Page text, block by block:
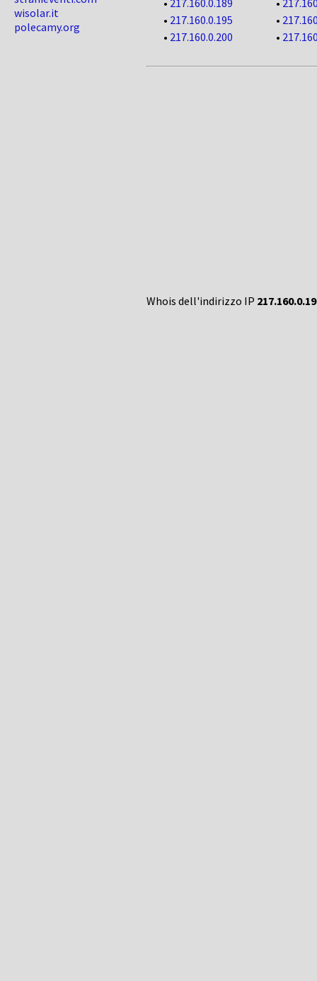
wisolar.it
polecamy.org
• 217.160.0.189 •
• 217.160.0.195 •
• 217.160.0.200 •
Whois dell'indirizzo IP